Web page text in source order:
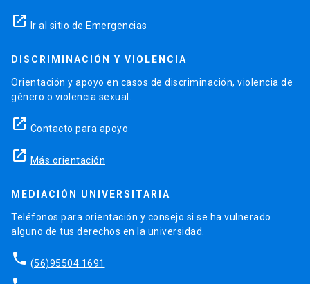
launch Ir al sitio de Emergencias
DISCRIMINACIÓN Y VIOLENCIA
Orientación y apoyo en casos de discriminación, violencia de
género o violencia sexual.
launch Contacto para apoyo
launch Más orientación
MEDIACIÓN UNIVERSITARIA
Teléfonos para orientación y consejo si se ha vulnerado
alguno de tus derechos en la universidad.
phone (56)95504 1691